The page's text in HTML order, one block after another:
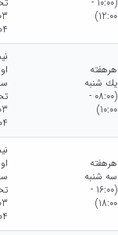
(10:00 -
12:00)
هرهفته
يك شنبه
(08:00 -
10:00)
هرهفته
سه شنبه
(16:00 -
18:00)